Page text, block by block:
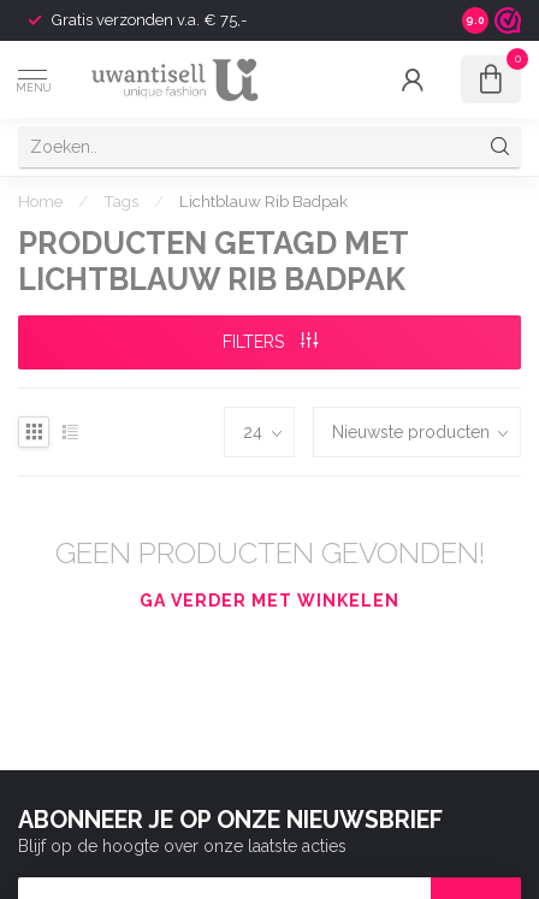
Gratis verzonden v.a. € 75,- Shipping
9.0
MENU
0
Home / Tags / Lichtblauw Rib Badpak
PRODUCTEN GETAGD MET
LICHTBLAUW RIB BADPAK
FILTERS
GEEN PRODUCTEN GEVONDEN!
GA VERDER MET WINKELEN
ABONNEER JE OP ONZE NIEUWSBRIEF
Blijf op de hoogte over onze laatste acties